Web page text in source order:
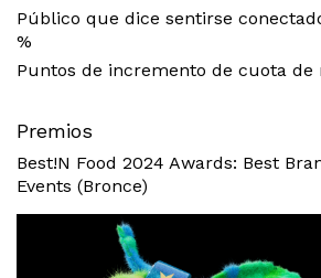
Público que dice sentirse
%
Puntos de incremento de cuota de
Premios
Best!N Food 2024 Awards: Best
Events (Bronce)